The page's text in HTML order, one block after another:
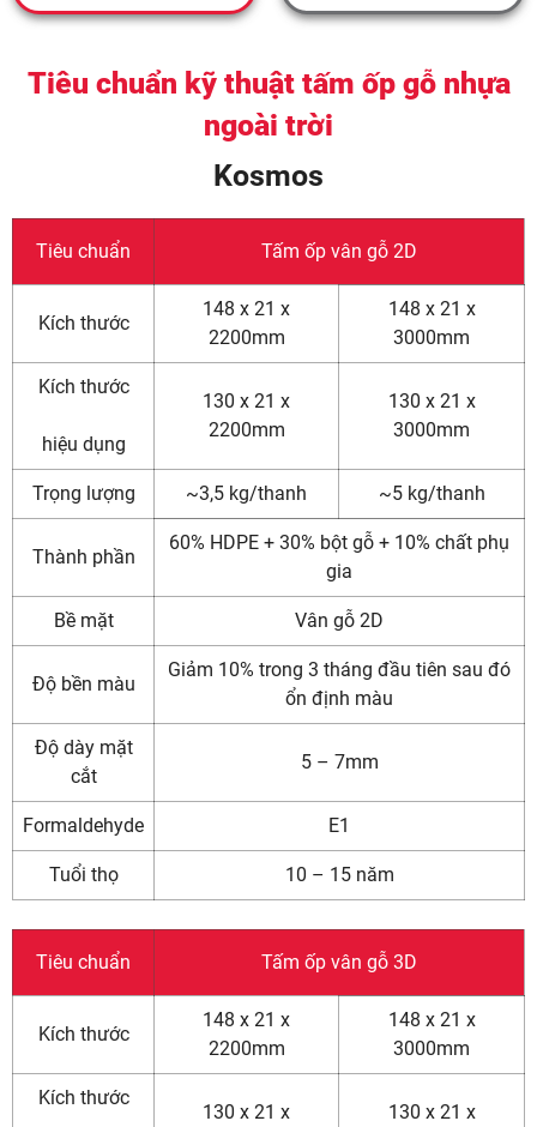
Tiêu chuẩn kỹ thuật tấm ốp gỗ nhựa
ngoài trời
Kosmos
Tiêu chuẩn Tấm ốp vân gỗ 2D
Kích thước
148 x 21 x
2200mm
148 x 21 x
3000mm
Kích thước
hiệu dụng
130 x 21 x
2200mm
130 x 21 x
3000mm
Trọng lượng ~3,5 kg/thanh ~5 kg/thanh
Thành phần
60% HDPE + 30% bột gỗ + 10% chất phụ
gia
Bề mặt Vân gỗ 2D
Độ bền màu
Giảm 10% trong 3 tháng đầu tiên sau đó
ổn định màu
Độ dày mặt
cắt
5 – 7mm
Formaldehyde E1
Tuổi thọ 10 – 15 năm
Tiêu chuẩn Tấm ốp vân gỗ 3D
Kích thước
148 x 21 x
2200mm
148 x 21 x
3000mm
Kích thước
130 x 21 x
130 x 21 x